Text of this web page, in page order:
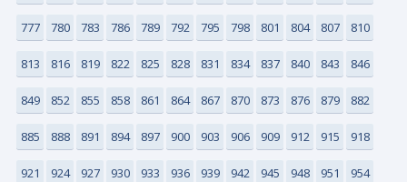
777 780 783 786 789 792 795 798 801 804 807 810
813 816 819 822 825 828 831 834 837 840 843 846
849 852 855 858 861 864 867 870 873 876 879 882
885 888 891 894 897 900 903 906 909 912 915 918
921 924 927 930 933 936 939 942 945 948 951 954